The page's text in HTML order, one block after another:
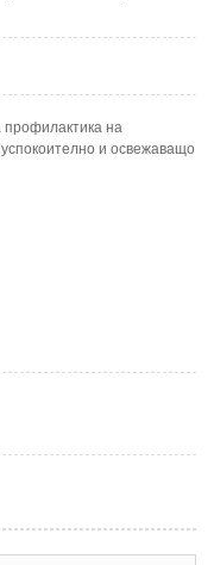
профилактика на
и освежаващо